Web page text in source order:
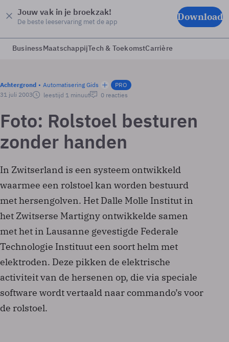
Jouw vak in je broekzak!
De beste leeservaring met de app Download
BusinessMaatschappijTech & ToekomstCarrière
Achtergrond Automatisering Gids
PRO
31 juli 2003
leestijd 1 minuut 0 reacties
Foto: Rolstoel besturen
zonder handen
In Zwitserland is een systeem ontwikkeld
waarmee een rolstoel kan worden bestuurd
met hersengolven. Het Dalle Molle Institut in
het Zwitserse Martigny ontwikkelde samen
met het in Lausanne gevestigde Federale
Technologie Instituut een soort helm met
elektroden. Deze pikken de elektrische
activiteit van de hersenen op, die via speciale
software wordt vertaald naar commando’s voor
de rolstoel.